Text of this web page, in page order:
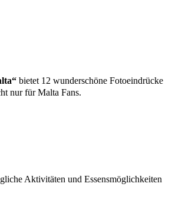
bietet 12 wunderschöne Fotoeindrücke
nur für Malta Fans.
Aktivitäten und Essensmöglichkeiten